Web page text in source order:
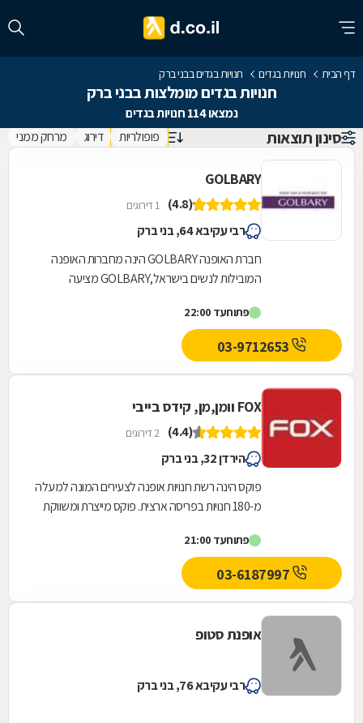
דף הבית חנויות בגדים חנויות בגדים בבני ברק
חנויות בגדים מומלצות בבני ברק
נמצאו 114 חנויות בגדים
סינון תוצאות פופולריות דירוג מרחק ממני
GOLBARY
(4.8) 1 דירוגים
רבי עקיבא 64, בני ברק
חברת האופנה GOLBARY הינה מחברות האופנה
המובילות לנשים בישראל,GOLBARY מציעה
וייחודיים המיוצרים...
פתוחעד 22:00
03-9712653
FOX וומן,מן, קידס בייבי
(4.4) 2 דירוגים
הירדן 32, בני ברק
פוקס הינה רשת חנויות אופנה לצעירים המונה למעלה
מ-180 חנויות בפריסה ארצית. פוקס מייצרת ומשווקת
פתוחעד 21:00
אופנת סטופ
רבי עקיבא 76, בני ברק